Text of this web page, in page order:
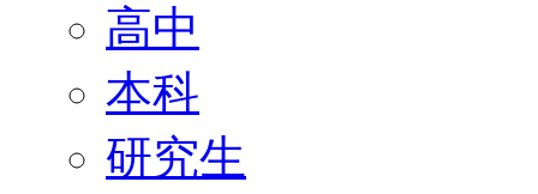
高中
本科
研究生